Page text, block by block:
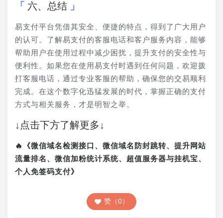
六、总结
易支付平台凭借其安全、便捷的特点，得到了广大用户
的认可。了解易支付的客服电话和客户服务内容，能够
帮助用户在使用过程中减少困扰，提升支付的安全性与
便利性。如果您在使用易支付时遇到任何问题，欢迎拨
打客服电话，通过专业客服的帮助，确保您的交易顺利
完成。在这个数字化迅猛发展的时代，掌握正确的支付
方式与相关服务，才是明智之举。
↓点击下方了解更多↓
🔥《微信域名检测接口、微信域名防封跳转、提升网站
流量排名、微信加粉统计系统、超值服务器与挂机宝、
个人免签码支付》
赞（0）